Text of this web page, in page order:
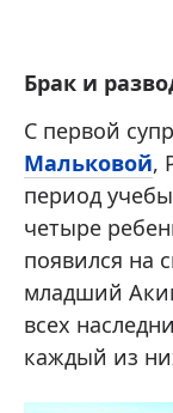
Брак и
С первой
Мальковой,
период
четыре
появился на
младший
всех
каждый из